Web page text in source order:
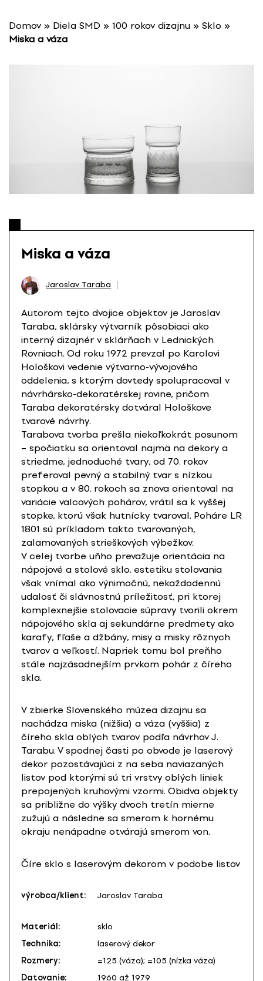
Domov » Diela SMD » 100 rokov dizajnu » Sklo »
Miska a váza
Miska a váza
Jaroslav Taraba
Autorom tejto dvojice objektov je Jaroslav
Taraba, sklársky výtvarník pôsobiaci ako
interný dizajnér v sklárňach v Lednických
Rovniach. Od roku 1972 prevzal po Karolovi
Hološkovi vedenie výtvarno-vývojového
oddelenia, s ktorým dovtedy spolupracoval v
návrhársko-dekoratérskej rovine, pričom
Taraba dekoratérsky dotváral Hološkove
tvarové návrhy.
Tarabova tvorba prešla niekoľkokrát posunom
– spočiatku sa orientoval najmä na dekory a
striedme, jednoduché tvary, od 70. rokov
preferoval pevný a stabilný tvar s nízkou
stopkou a v 80. rokoch sa znova orientoval na
variácie valcových pohárov, vrátil sa k vyššej
stopke, ktorú však hutnícky tvaroval. Poháre LR
1801 sú príkladom takto tvarovaných,
zalamovaných strieškových výbežkov.
V celej tvorbe uňho prevažuje orientácia na
nápojové a stolové sklo, estetiku stolovania
však vnímal ako výnimočnú, nekaždodennú
udalosť či slávnostnú príležitosť, pri ktorej
komplexnejšie stolovacie súpravy tvorili okrem
nápojového skla aj sekundárne predmety ako
karafy, fľaše a džbány, misy a misky rôznych
tvarov a veľkostí. Napriek tomu bol preňho
stále najzásadnejším prvkom pohár z číreho
skla.
V zbierke Slovenského múzea dizajnu sa
nachádza miska (nižšia) a váza (vyššia) z
číreho skla oblých tvarov podľa návrhov J.
Tarabu. V spodnej časti po obvode je laserový
dekor pozostávajúci z na seba naviazaných
listov pod ktorými sú tri vrstvy oblých liniek
prepojených kruhovými vzormi. Obidva objekty
sa približne do výšky dvoch tretín mierne
zužujú a následne sa smerom k hornému
okraju nenápadne otvárajú smerom von.
Číre sklo s laserovým dekorom v podobe listov
výrobca/klient: Jaroslav Taraba
Materiál:
sklo
Technika:
laserový dekor
Rozmery:
=125 (váza); =105 (nízka váza)
Datovanie:
1960 až 1979